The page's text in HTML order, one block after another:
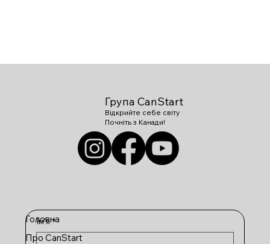
Група CanStart
Відкрийте себе світу
Почніть з Канади!
Головна
Про CanStart
Ім'я *